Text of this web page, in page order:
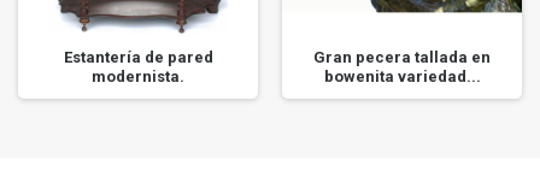
Estantería de pared
modernista.
Gran pecera tallada en
bowenita variedad...